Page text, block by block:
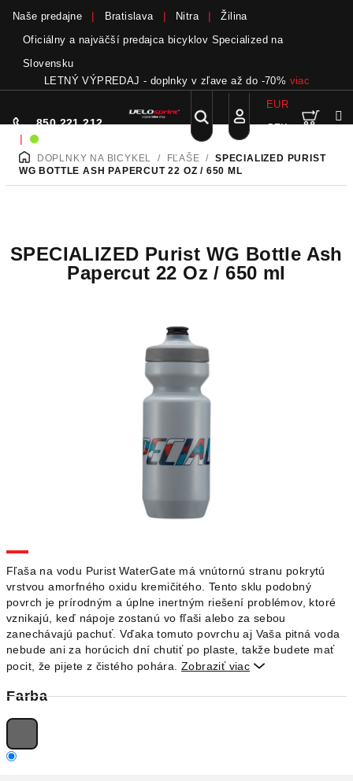
obsah
Naše predajne Bratislava Nitra
Žilina
Oficiálny a najväčší predajca bicyklov Specialized na
Slovensku
LETNÝ VÝPREDAJ - doplnky v zľave až do -70% viac
850 221 212
|
Hľadať
Prihlásenie
EUR
CZK
DOMOVDOPLNKY NA BICYKEL / FĽAŠE / SPECIALIZED PURIST
WG BOTTLE ASH PAPERCUT 22 OZ / 650 ML
Fľaša na vodu Purist WaterGate má vnútornú stranu pokrytú
vrstvou amorfného oxidu kremičitého. Tento sklu podobný
povrch je prírodným a úplne inertným riešení problémov, ktoré
vznikajú, keď nápoje zostanú vo fľaši alebo za sebou
zanechávajú pachuť. Vďaka tomuto povrchu aj Vaša pitná voda
nebude ani za horúcich dní chutiť po plaste, takže budete mať
pocit, že pijete z čistého pohára.
Zobraziť viac 
Farba
SPECIALIZED Purist WG Bottle Ash
Papercut 22 Oz / 650 ml